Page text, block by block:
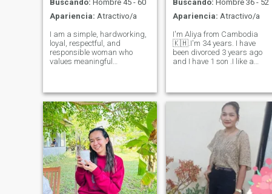
Buscando: Hombre 45 - 60
Apariencia: Atractivo/a
I am a simple, hardworking,
loyal, respectful, and
responsible woman who
values meaningful
moments. In my free time, I
enjoy listening to music,
housework, and sewing
Buscando: Hombre 36 - 52
Apariencia: Atractivo/a
I'm Aliya from Cambodia
🇰🇭.I'm 34 years. I have
been divorced 3 years ago
and I have 1 son .I like a
that I can grow with and
share life's journey . I'm an